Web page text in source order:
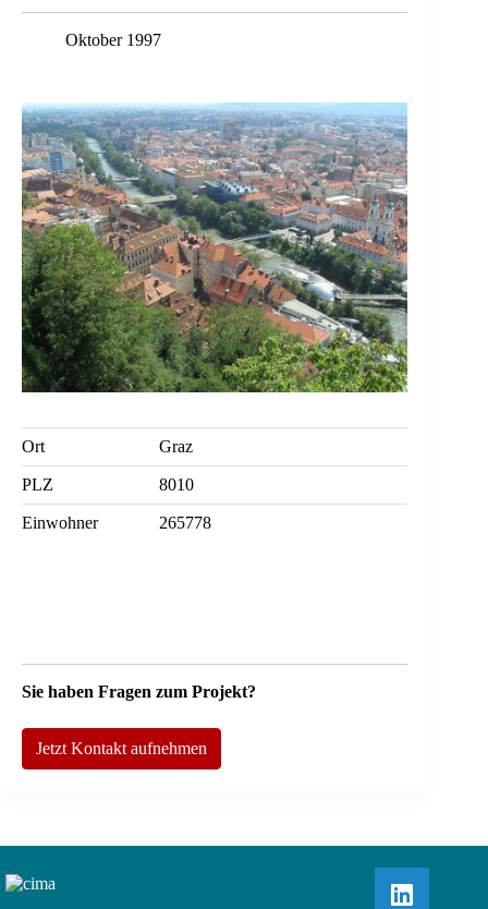
Oktober 1997
Ort Graz
PLZ 8010
Einwohner 265778
Sie haben Fragen zum Projekt?
Jetzt Kontakt aufnehmen